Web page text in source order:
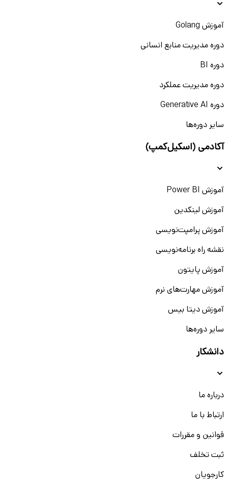
آموزش Golang
دوره مدیریت منابع انسانی
دوره BI
دوره مدیریت عملکرد
دوره Generative AI
سایر دوره‌ها
آکادمی (اسکیل‌کمپ)
آموزش Power BI
آموزش لینکدین
آموزش پرامپت‌نویسی
نقشه راه برنامه‌نویسی
آموزش پایتون
آموزش مهارت‌های نرم
آموزش دیتا بیس
سایر دوره‌ها
دانشکار
درباره ما
ارتباط با ما
قوانین و مقررات
ثبت تخلف
کارجویان